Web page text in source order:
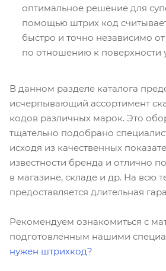
оптимальное решение для
помощью штрих код
быстро и точно независимо
по отношению к поверхности
В данном разделе каталога
исчерпывающий ассортимент
кодов различных марок. Это
тщательно подобрано
исходя из качественных
известности бренда и отлично
в магазине, складе и др. На всю
предоставляется длительная
Рекомендуем ознакомиться с
подготовленным нашими
нужен штрихкод?